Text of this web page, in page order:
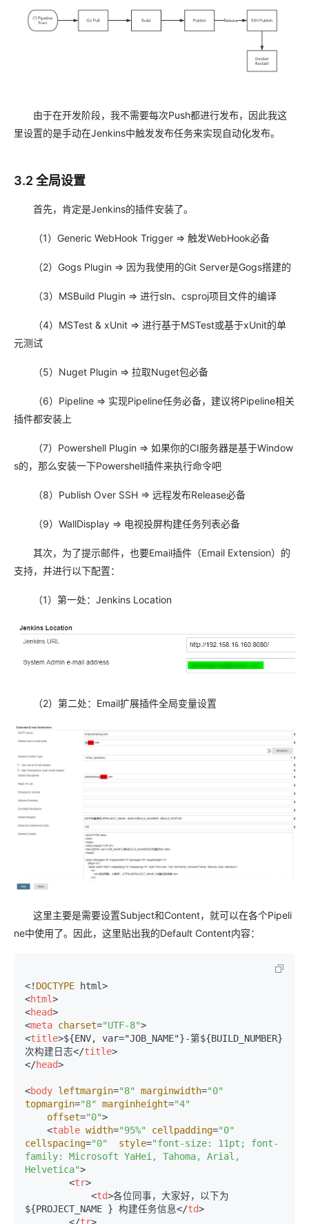
由于在开发阶段，我不需要每次Push都进行发布，因此我这
里设置的是手动在Jenkins中触发发布任务来实现自动化发布。
3.2 全局设置
首先，肯定是Jenkins的插件安装了。
（1）Generic WebHook Trigger => 触发WebHook必备
（2）Gogs Plugin => 因为我使用的Git Server是Gogs搭建的
（3）MSBuild Plugin => 进行sln、csproj项目文件的编译
（4）MSTest & xUnit => 进行基于MSTest或基于xUnit的单
元测试
（5）Nuget Plugin => 拉取Nuget包必备
（6）Pipeline => 实现Pipeline任务必备，建议将Pipeline相关
插件都安装上
（7）Powershell Plugin => 如果你的CI服务器是基于Window
s的，那么安装一下Powershell插件来执行命令吧
（8）Publish Over SSH => 远程发布Release必备
（9）WallDisplay => 电视投屏构建任务列表必备
其次，为了提示邮件，也要Email插件（Email Extension）的
支持，并进行以下配置：
（1）第一处：Jenkins Location
（2）第二处：Email扩展插件全局变量设置
这里主要是需要设置Subject和Content，就可以在各个Pipeli
ne中使用了。因此，这里贴出我的Default Content内容：
<! DOCTYPE
<html>
<head>
<meta charset="UTF-8">
<title>${ENV, var="JOB_NAME"}-第${BUILD_NUMBER}
次构建日志</title>
</head>
<body leftmargin="8" marginwidth="0"
topmargin="8" marginheight="4"
offset="0">
<table width="95%" cellpadding="0"
cellspacing="0" style="font-size: 11pt; font-
family: Microsoft YaHei, Tahoma, Arial,
Helvetica">
<tr>
<td>各位同事，大家好，以下为
${PROJECT_NAME } 构建任务信息</td>